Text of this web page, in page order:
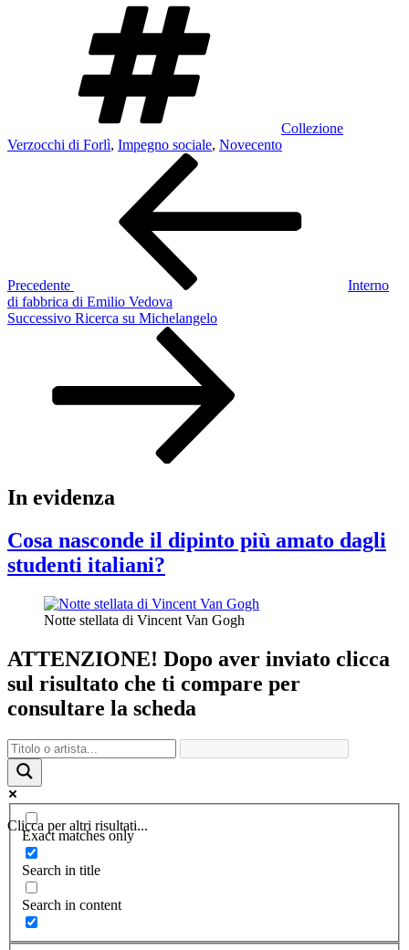
Collezione
Verzocchi di Forlì, Impegno sociale, Novecento
Precedente
Interno
di fabbrica di Emilio Vedova
Articolo
Successivo Ricerca su Michelangelo
In evidenza
Cosa nasconde il dipinto più amato dagli
studenti italiani?
Notte stellata di Vincent Van Gogh
ATTENZIONE! Dopo aver inviato clicca
sul risultato che ti compare per
consultare la scheda
Clicca per altri risultati...
Exact matches only
Search in title
Search in content